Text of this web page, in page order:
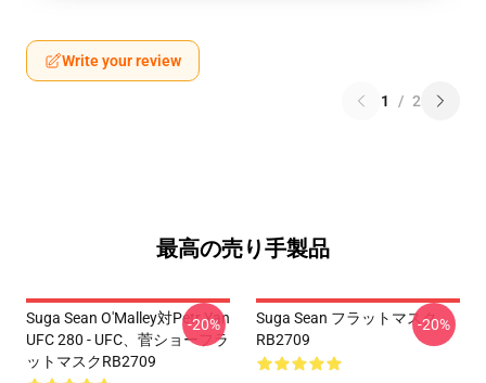
Write your review
1 / 2
最高の売り手製品
Suga Sean O'Malley対Petr Yan
UFC 280 - UFC、菅ショーフラ
ットマスクRB2709
-20%
Suga Sean フラットマスク
RB2709
-20%